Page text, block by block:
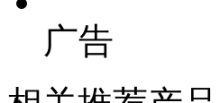
广告